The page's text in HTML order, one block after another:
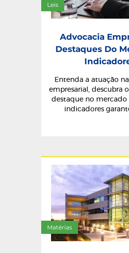
Leis
Advocacia
Destaques Do
Entenda a atuação
empresarial, descubra
destaque no mercado
indicadores
Matérias